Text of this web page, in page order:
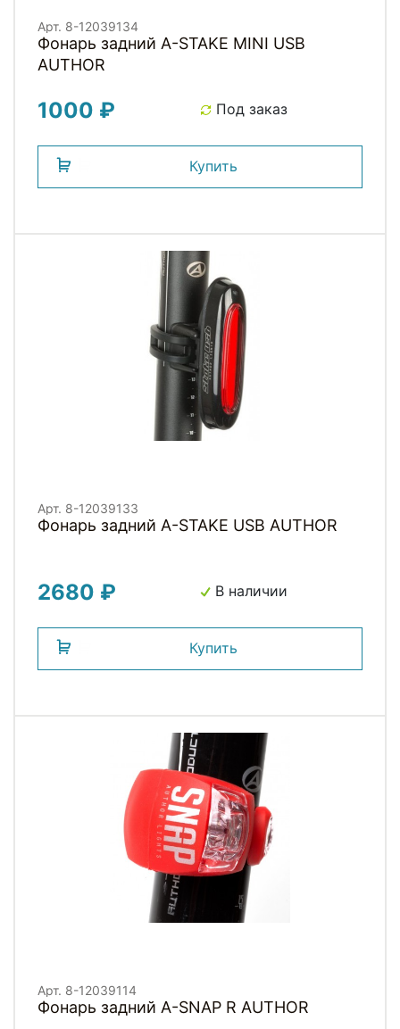
Арт. 8-12039134
Фонарь задний A-STAKE MINI USB
AUTHOR
1000 ₽ Под заказ
Купить
Арт. 8-12039133
Фонарь задний A-STAKE USB AUTHOR
2680 ₽ В наличии
Купить
Арт. 8-12039114
Фонарь задний A-SNAP R AUTHOR